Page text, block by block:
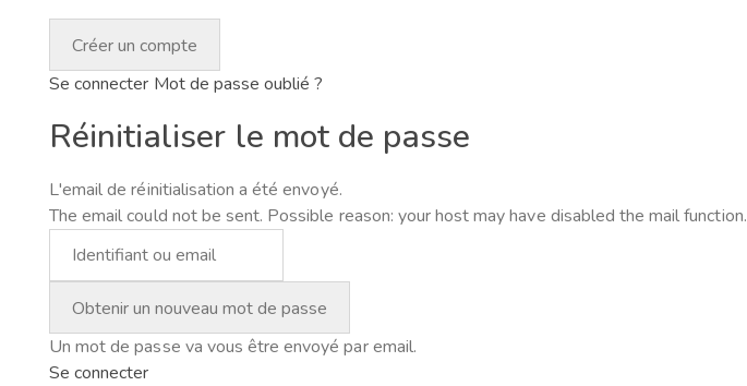
Se connecter Mot de passe oublié ?
Réinitialiser le mot de passe
L'email de réinitialisation a été envoyé.
The email could not be sent. Possible reason: your host may have disabled the mail function.
Un mot de passe va vous être envoyé par email.
Se connecter